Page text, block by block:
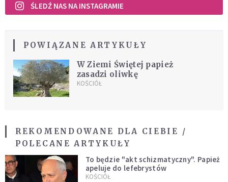
ŚLEDŹ NAS NA INSTAGRAMIE
POWIĄZANE ARTYKUŁY
W Ziemi Świętej papież
zasadzi oliwkę
KOŚCIÓŁ
REKOMENDOWANE DLA CIEBIE /
POLECANE ARTYKUŁY
To będzie "akt schizmatyczny". Papież
apeluje do lefebrystów
KOŚCIÓŁ